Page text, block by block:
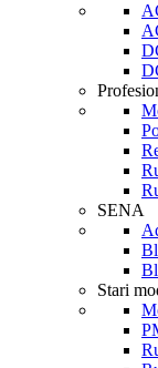
SENA
Stari